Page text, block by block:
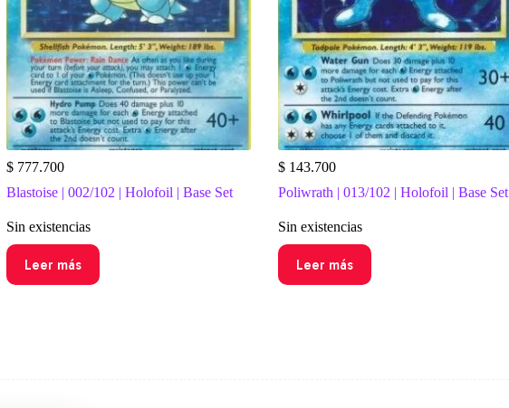
$777.700
Blastoise | 002/102 | Holofoil | Base Set
Sin existencias
Leer más
$143.700
Poliwrath | 013/102 | Holofoil | Base Set
Sin existencias
Leer más